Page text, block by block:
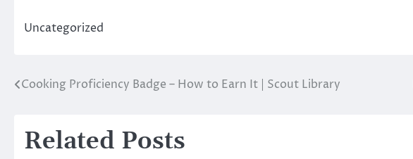
Uncategorized
Post
Cooking Proficiency Badge – How to Earn It | Scout Library
Related Posts